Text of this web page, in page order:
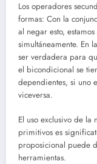
Los operadores
formas: Con la
al negar esto,
simultáneamente. En
ser verdadera para
el bicondicional se
dependientes, si uno
viceversa.
El uso exclusivo de
primitivos es
proposicional puede
herramientas.